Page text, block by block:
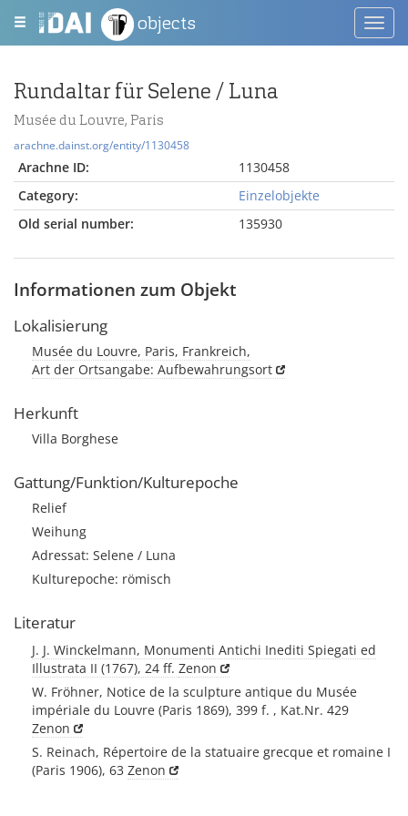
objects
Rundaltar für Selene / Luna
Musée du Louvre, Paris
arachne.dainst.org/entity/1130458
Arachne ID:
1130458
Category:
Einzelobjekte
Old serial number:
135930
Informationen zum Objekt
Lokalisierung
Musée du Louvre, Paris, Frankreich,
Art der Ortsangabe: Aufbewahrungsort
Herkunft
Villa Borghese
Gattung/Funktion/Kulturepoche
Relief
Weihung
Adressat: Selene / Luna
Kulturepoche: römisch
Literatur
J. J. Winckelmann, Monumenti Antichi Inediti Spiegati ed
Illustrata II (1767), 24 ff. Zenon
W. Fröhner, Notice de la sculpture antique du Musée
impériale du Louvre (Paris 1869), 399 f. , Kat.Nr. 429
Zenon
S. Reinach, Répertoire de la statuaire grecque et romaine I
(Paris 1906), 63 Zenon